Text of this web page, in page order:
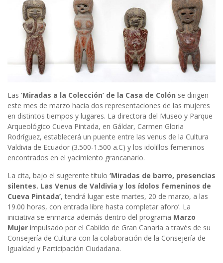
Las ‘Miradas a la Colección’ de la Casa de Colón se dirigen
este mes de marzo hacia dos representaciones de las mujeres
en distintos tiempos y lugares. La directora del Museo y Parque
Arqueológico Cueva Pintada, en Gáldar, Carmen Gloria
Rodríguez, establecerá un puente entre las venus de la Cultura
Valdivia de Ecuador (3.500-1.500 a.C) y los idolillos femeninos
encontrados en el yacimiento grancanario.
La cita, bajo el sugerente título ‘Miradas de barro, presencias
silentes. Las Venus de Valdivia y los ídolos femeninos de
Cueva Pintada’, tendrá lugar este martes, 20 de marzo, a las
19.00 horas, con entrada libre hasta completar aforo’. La
iniciativa se enmarca además dentro del programa Marzo
Mujer impulsado por el Cabildo de Gran Canaria a través de su
Consejería de Cultura con la colaboración de la Consejería de
Igualdad y Participación Ciudadana.